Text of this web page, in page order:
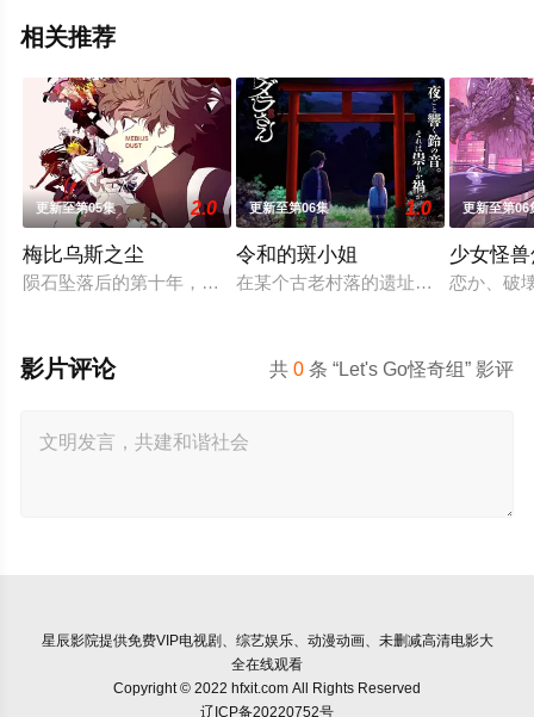
相关推荐
更新至第05集 2.0
梅比乌斯之尘
陨石坠落后的第十年，由于巨大结晶释放出的神秘粒子“梅比乌
更新至第06集 1.0
令和的斑小姐
在某个古老村落的遗址深处，那一片
更新至第06
少女怪
恋か、破
共0 条 “Let's Go怪奇组” 影评
影片评论
星辰影院提供免费VIP电视剧、综艺娱乐、动漫动画、未删减高清电影大
全在线观看
Copyright © 2022 hfxit.com All Rights Reserved
辽ICP备20220752号